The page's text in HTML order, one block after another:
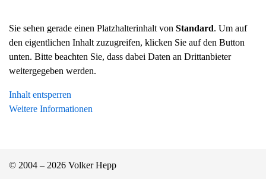
Sie sehen gerade einen Platzhalterinhalt von Standard. Um auf
den eigentlichen Inhalt zuzugreifen, klicken Sie auf den Button
unten. Bitte beachten Sie, dass dabei Daten an Drittanbieter
weitergegeben werden.
Inhalt entsperren
Weitere Informationen
© 2004 – 2026 Volker Hepp